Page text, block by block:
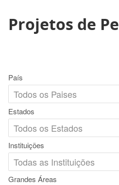
Projetos de
País
Estados
Instituições
Grandes Áreas